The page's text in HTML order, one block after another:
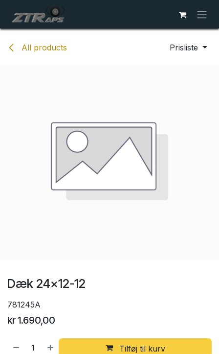
All products Prisliste
Dæk 24x12-12
781245A
kr1.690,00
Tilføj til kurv